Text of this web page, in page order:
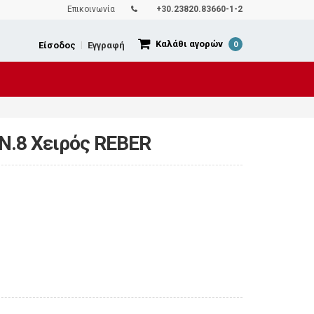
Επικοινωνία +30.23820.83660-1-2
Καλάθι αγορών 0
Εγγραφή
Είσοδος
Χειρός REBER